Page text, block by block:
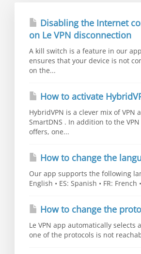
Disabling the Internet
on Le VPN disconnection
A kill switch is a feature in our
ensures that your device is not
on the...
How to activate
HybridVPN is a clever mix of VPN
SmartDNS . In addition to the
offers, one...
How to change the
Our app supports the following
English • ES: Spanish • FR: French
How to change the
Le VPN app automatically selects
one of the protocols is not